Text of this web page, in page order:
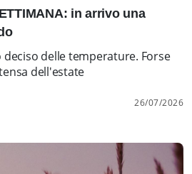
in arrivo una
delle temperature. Forse
dell'estate
26/07/2026